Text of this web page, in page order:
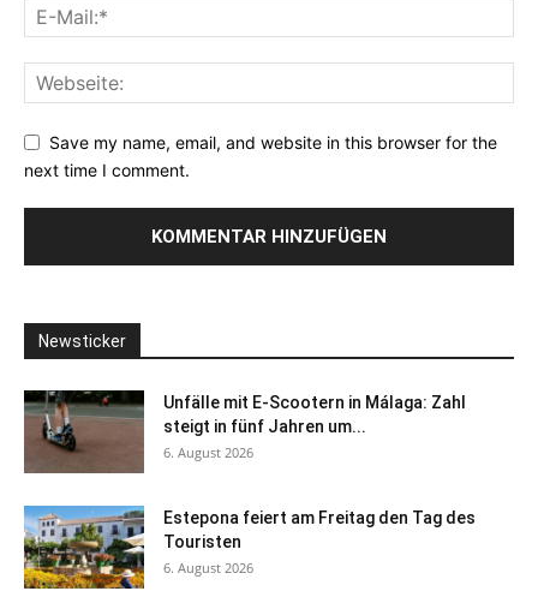
Save my name, email, and website in this browser for the
next time I comment.
Newsticker
Unfälle mit E-Scootern in Málaga: Zahl
steigt in fünf Jahren um...
6. August 2026
Estepona feiert am Freitag den Tag des
Touristen
6. August 2026